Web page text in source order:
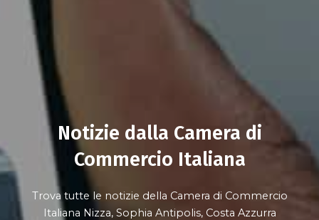
Notizie dalla Camera di
Commercio Italiana
Trova tutte le notizie della Camera di Commercio
Italiana Nizza, Sophia Antipolis, Costa Azzurra